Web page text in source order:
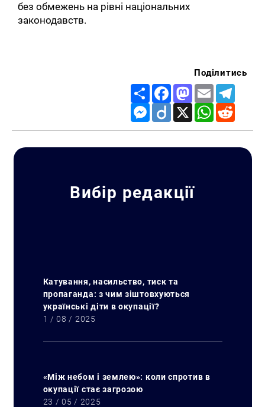
без обмежень на рівні національних
законодавств.
Поділитись
Share FacebookMastodon
Email
Messenger
Diigo X WhatsApp
Вибір редакції
Катування, насильство, тиск та
пропаганда: з чим зіштовхуються
українські діти в окупації?
1 / 08 / 2025
«Між небом і землею»: коли спротив в
окупації стає загрозою
23 / 05 / 2025